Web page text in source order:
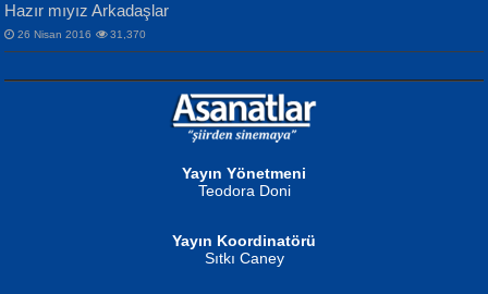
NURAN KÖSE BAYDAR
Ben Deniz Değilim ki...
Hazır mıyız Arkadaşlar
26 Nisan 2016 31,370
Yayın Yönetmeni
Teodora Doni
Yayın Koordinatörü
Sıtkı Caney